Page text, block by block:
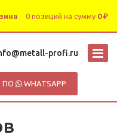
0 позиций на сумму 0 ₽
profi.ru
ПО WHATSAPP